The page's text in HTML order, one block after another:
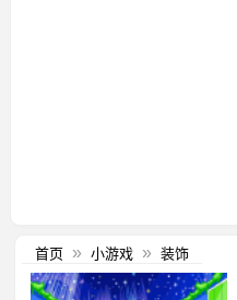
首页 » 小游戏 » 装饰